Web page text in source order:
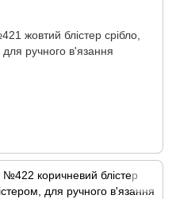
жовтий блістер срібло,
ручного в'язання